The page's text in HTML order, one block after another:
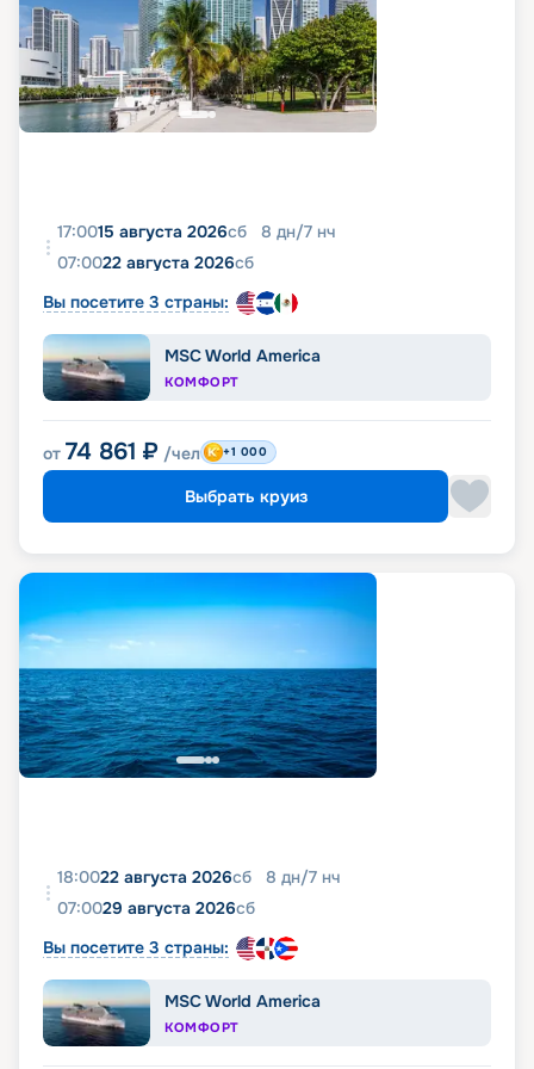
и самой поездке. Мы постарались собрать
максимальное количество сведений, включая
фото, реальные отзывы пассажиров, подробные
характеристики кают и палуб. Вся эта
информация доступна на этой же странице.
17:0015 августа 2026сб 8 дн/7 нч
07:0022 августа 2026сб
Вы посетите 3 страны:
MSC World America
КОМФОРТ
от 74 861 ₽ /чел +1 000
Выбрать круиз
18:0022 августа 2026сб 8 дн/7 нч
07:0029 августа 2026сб
Вы посетите 3 страны:
MSC World America
КОМФОРТ